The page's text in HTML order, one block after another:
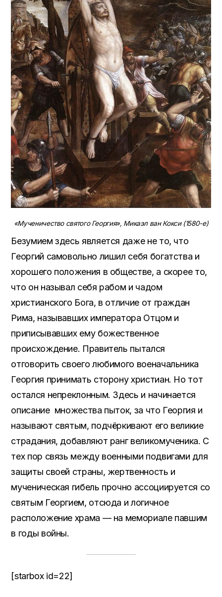
«Мученичество святого Георгия», Микаэл ван Кокси (1580-е)
Безумием здесь является даже не то, что
Георгий самовольно лишил себя богатства и
хорошего положения в обществе, а скорее то,
что он называл себя рабом и чадом
христианского Бога, в отличие от граждан
Рима, называвших императора Отцом и
приписывавших ему божественное
происхождение. Правитель пытался
отговорить своего любимого военачальника
Георгия принимать сторону христиан. Но тот
остался непреклонным. Здесь и начинается
описание множества пыток, за что Георгия и
называют святым, подчёркивают его великие
страдания, добавляют ранг великомученика. С
тех пор связь между военными подвигами для
защиты своей страны, жертвенность и
мученическая гибель прочно ассоциируется со
святым Георгием, отсюда и логичное
расположение храма — на мемориале павшим
в годы войны.
[starbox id=22]